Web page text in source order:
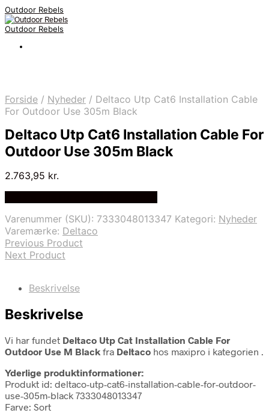
Outdoor Rebels
Outdoor Rebels
Forside / Nyheder / Deltaco Utp Cat6 Installation Cable
For Outdoor Use 305m Black
Deltaco Utp Cat6 Installation Cable For
Outdoor Use 305m Black
2.763,95 kr.
Varenummer (SKU): 7333048013347 Kategori: Nyheder
Varemærke: Deltaco
Previous Product
Next Product
Beskrivelse
Beskrivelse
Vi har fundet Deltaco Utp Cat Installation Cable For
Outdoor Use M Black fra Deltaco hos maxipro i kategorien .
Yderlige produktinformationer:
Produkt id: deltaco-utp-cat6-installation-cable-for-outdoor-
use-305m-black 7333048013347
Farve: Sort